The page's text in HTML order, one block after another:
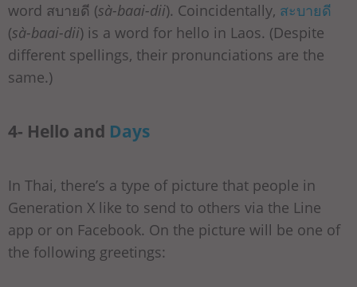
word สบายดี (sà-baai-dii). Coincidentally, สะบายดี
(sà-baai-dii) is a word for hello in Laos. (Despite
different spellings, their pronunciations are the
same.)
4- Hello and Days
In Thai, there’s a type of picture that people in
Generation X like to send to others via the Line
app or on Facebook. On the picture will be one of
the following greetings: